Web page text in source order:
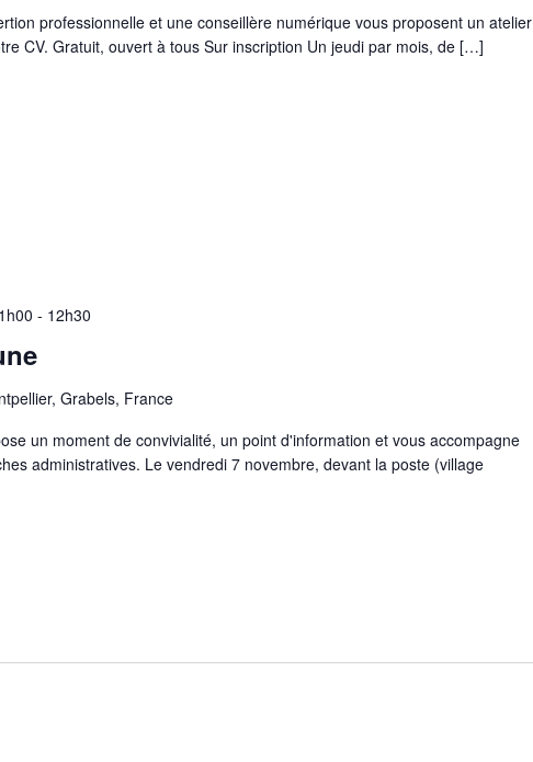
professionnelle et une conseillère numérique vous proposent un atelier
CV. Gratuit, ouvert à tous Sur inscription Un jeudi par mois, de […]
- 12h30
Grabels, France
un moment de convivialité, un point d'information et vous accompagne
administratives. Le vendredi 7 novembre, devant la poste (village